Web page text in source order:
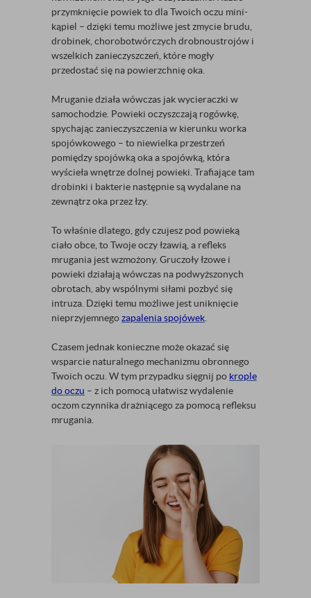
przymknięcie powiek to dla Twoich oczu mini-
kąpiel – dzięki temu możliwe jest zmycie brudu,
drobinek, chorobotwórczych drobnoustrojów i
wszelkich zanieczyszczeń, które mogły
przedostać się na powierzchnię oka.
Mruganie działa wówczas jak wycieraczki w
samochodzie. Powieki oczyszczają rogówkę,
spychając zanieczyszczenia w kierunku worka
spojówkowego – to niewielka przestrzeń
pomiędzy spojówką oka a spojówką, która
wyścieła wnętrze dolnej powieki. Trafiające tam
drobinki i bakterie następnie są wydalane na
zewnątrz oka przez łzy.
To właśnie dlatego, gdy czujesz pod powieką
ciało obce, to Twoje oczy łzawią, a refleks
mrugania jest wzmożony. Gruczoły łzowe i
powieki działają wówczas na podwyższonych
obrotach, aby wspólnymi siłami pozbyć się
intruza. Dzięki temu możliwe jest uniknięcie
nieprzyjemnegozapalenia spojówek
Czasem jednak konieczne może okazać się
wsparcie naturalnego mechanizmu obronnego
Twoich oczu. W tym przypadku sięgnij po krople
do oczu – z ich pomocą ułatwisz wydalenie
oczom czynnika drażniącego za pomocą refleksu
mrugania.